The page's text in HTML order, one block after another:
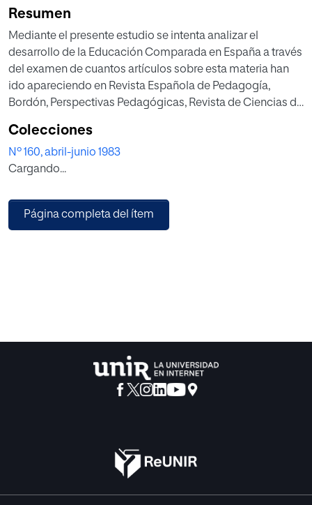
Resumen
Mediante el presente estudio se intenta analizar el
desarrollo de la Educación Comparada en España a través
del examen de cuantos artículos sobre esta materia han
ido apareciendo en Revista Española de Pedagogía,
Bordón, Perspectivas Pedagógicas, Revista de Ciencias de
Enseñanzas Medias y Revista de Educación. El análisis es
efectuado, en primer lugar, de acuerdo al número de
artículos publicados, perspectiva con la que fueron
publicaciones; en segundo lugar, se establece una somera
comparación entre ellas y, finalmente, se comenta la
Colecciones
Nº 160, abril-junio 1983
Cargando...
Página completa del ítem